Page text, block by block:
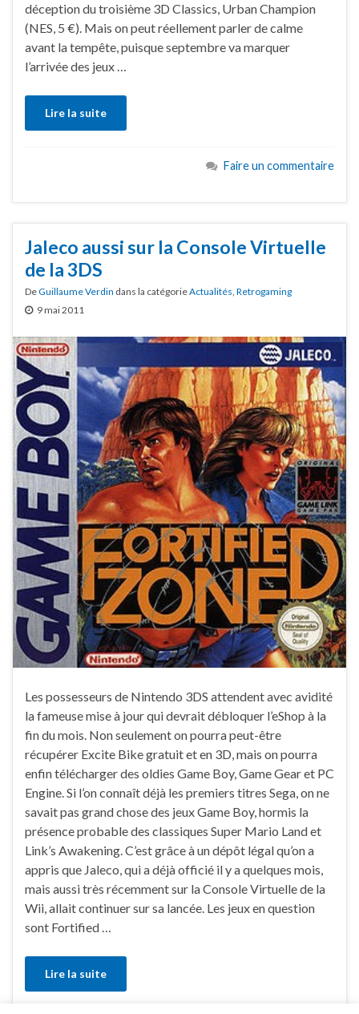
déception du troisième 3D Classics, Urban Champion
(NES, 5 €). Mais on peut réellement parler de calme
avant la tempête, puisque septembre va marquer
l’arrivée des jeux …
Lire la suite
Faire un commentaire
Jaleco aussi sur la Console Virtuelle
de la 3DS
DeGuillaume Verdin dans la catégorieActualités, Retrogaming
9 mai 2011
Les possesseurs de Nintendo 3DS attendent avec avidité
la fameuse mise à jour qui devrait débloquer l’eShop à la
fin du mois. Non seulement on pourra peut-être
récupérer Excite Bike gratuit et en 3D, mais on pourra
enfin télécharger des oldies Game Boy, Game Gear et PC
Engine. Si l’on connaît déjà les premiers titres Sega, on ne
savait pas grand chose des jeux Game Boy, hormis la
présence probable des classiques Super Mario Land et
Link’s Awakening. C’est grâce à un dépôt légal qu’on a
appris que Jaleco, qui a déjà officié il y a quelques mois,
mais aussi très récemment sur la Console Virtuelle de la
Wii, allait continuer sur sa lancée. Les jeux en question
sont Fortified …
Lire la suite